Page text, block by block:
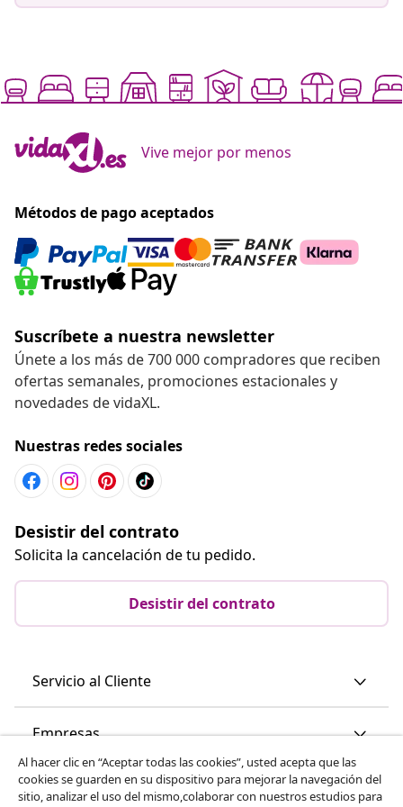
Vive mejor por menos
Métodos de pago aceptados
Suscríbete a nuestra newsletter
Únete a los más de 700 000 compradores que reciben
ofertas semanales, promociones estacionales y
novedades de vidaXL.
Nuestras redes sociales
Desistir del contrato
Solicita la cancelación de tu pedido.
Desistir del contrato
Servicio al Cliente
Empresas
vidaXL
Al hacer clic en “Aceptar todas las cookies”, usted acepta que las
cookies se guarden en su dispositivo para mejorar la navegación del
sitio, analizar el uso del mismo,colaborar con nuestros estudios para